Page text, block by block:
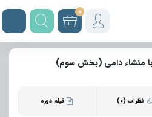
0
منشاء دامی (بخش سوم)
نظرات (0) فیلم دوره